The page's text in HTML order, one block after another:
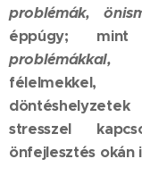
problémák,
éppúgy;
problémákkal,
félelmekkel,
stresszel
önfejlesztés okán